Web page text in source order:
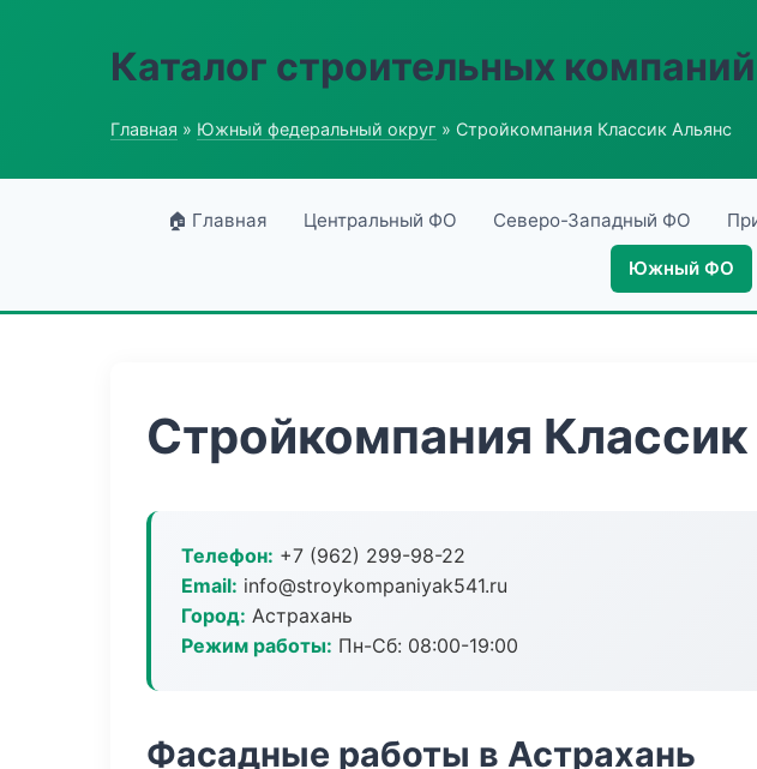
Каталог строительных компаний
Главная » Южный федеральный округ » Стройкомпания Классик Альянс
🏠 Главная Центральный ФО Северо-Западный ФО
Южный ФО
Стройкомпания
Телефон: +7 (962) 299-98-22
Email: info@stroykompaniyak541.ru
Город: Астрахань
Режим работы: Пн-Сб: 08:00-19:00
Фасадные работы в Астрахань